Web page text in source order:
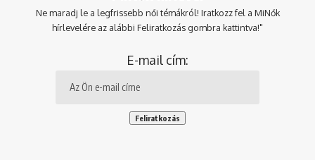
Ne maradj le a legfrissebb női témákról! Iratkozz fel a MiNők
hírlevelére az alábbi Feliratkozás gombra kattintva!"
E-mail cím: